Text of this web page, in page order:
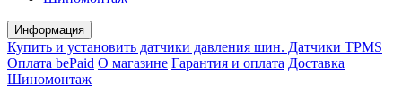
Информация
Купить и установить датчики давления шин. Датчики TPMS
Оплата bePaid О магазине Гарантия и оплата Доставка
Шиномонтаж